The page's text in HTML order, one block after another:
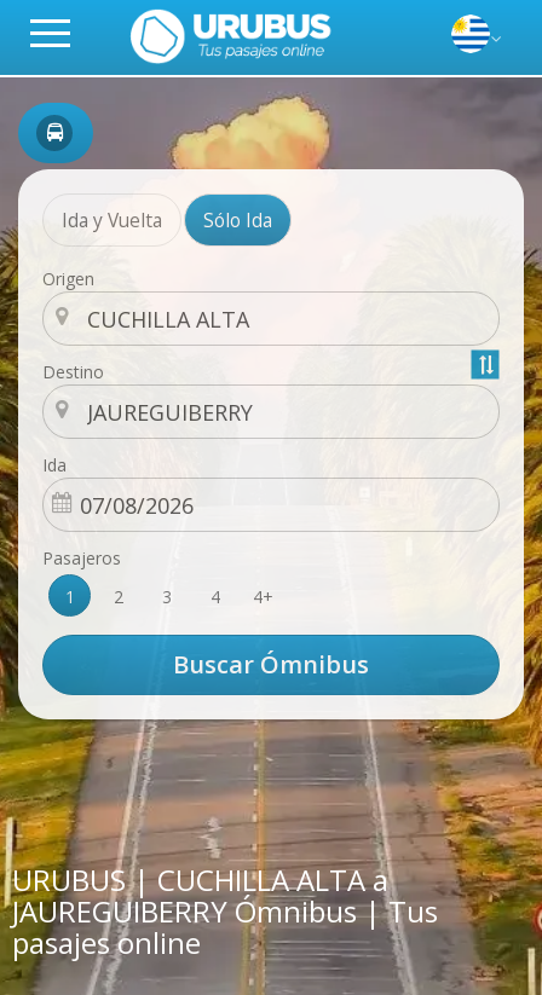
Ida y Vuelta Sólo Ida
Origen
Destino
Ida
Pasajeros
1
2 3 4 4+
URUBUS | CUCHILLA ALTA a
JAUREGUIBERRY Ómnibus | Tus
pasajes online